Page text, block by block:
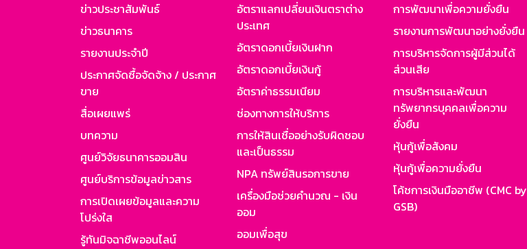
ข่าวประชาสัมพันธ์
ข่าวธนาคาร
รายงานประจำปี
ประกาศจัดซื้อจัดจ้าง / ประกาศ
ขาย
สื่อเผยแพร่
บทความ
ศูนย์วิจัยธนาคารออมสิน
ศูนย์บริการข้อมูลข่าวสาร
การเปิดเผยข้อมูลและความ
โปร่งใส
รู้ทันมิจฉาชีพออนไลน์
อัตราแลกเปลี่ยนเงินตราต่าง
ประเทศ
อัตราดอกเบี้ยเงินฝาก
อัตราดอกเบี้ยเงินกู้
อัตราค่าธรรมเนียม
ช่องทางการให้บริการ
การให้สินเชื่ออย่างรับผิดชอบ
และเป็นธรรม
NPA ทรัพย์สินรอการขาย
เครื่องมือช่วยคำนวณ - เงิน
ออม
ออมเพื่อสุข
การพัฒนาเพื่อความยั่งยืน
รายงานการพัฒนาอย่างยั่งยืน
การบริหารจัดการผู้มีส่วนได้
ส่วนเสีย
การบริหารและพัฒนา
ทรัพยากรบุคคลเพื่อความ
ยั่งยืน
หุ้นกู้เพื่อสังคม
หุ้นกู้เพื่อความยั่งยืน
โค้ชการเงินมืออาชีพ (CMC by
GSB)